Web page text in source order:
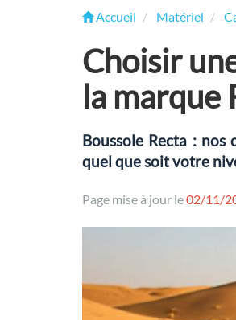
Accueil Matériel
Choisir
la marque
Boussole Recta :
quel que soit votre
Page mise à jour le02/11/